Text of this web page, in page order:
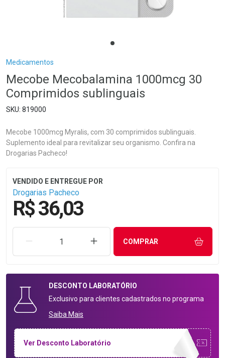
Breadcrumb
Medicamentos
Mecobe Mecobalamina 1000mcg 30
Comprimidos sublinguais
819000
Mecobe 1000mcg Myralis, com 30 comprimidos sublinguais.
Suplemento ideal para revitalizar seu organismo. Confira na
Drogarias Pacheco!
Drogarias Pacheco
R$ 36,03
REMOVER UMA UNIDADEAUMENTAR UMA UNIDADE
COMPRAR
DESCONTO LABORATÓRIO
Exclusivo para clientes cadastrados no programa
Saiba Mais
Ver Desconto Laboratório